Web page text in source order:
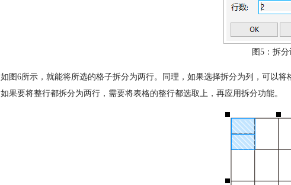
图5：拆
如图6所示，就能将所选的格子拆分为两行。同理，如果选择拆分为列，可以将
如果要将整行都拆分为两行，需要将表格的整行都选取上，再应用拆分功能。